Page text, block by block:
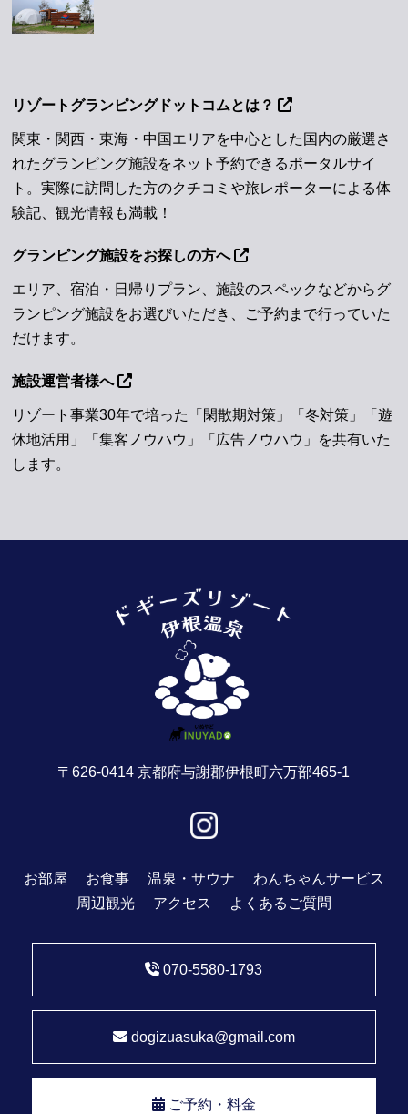
リゾートグランピングドットコムとは？
関東・関西・東海・中国エリアを中心とした国内の厳選さ
れたグランピング施設をネット予約できるポータルサイ
ト。実際に訪問した方のクチコミや旅レポーターによる体
験記、観光情報も満載！
グランピング施設をお探しの方へ
エリア、宿泊・日帰りプラン、施設のスペックなどからグ
ランピング施設をお選びいただき、ご予約まで行っていた
だけます。
施設運営者様へ
リゾート事業30年で培った「閑散期対策」「冬対策」「遊
休地活用」「集客ノウハウ」「広告ノウハウ」を共有いた
します。
〒626-0414 京都府与謝郡伊根町六万部465-1
お部屋 お食事 温泉・サウナ
わんちゃんサービス
周辺観光
アクセス よくあるご質問
070-5580-1793
dogizuasuka@gmail.com
ご予約・料金